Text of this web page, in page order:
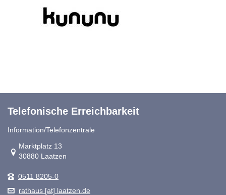
Telefonische Erreichbarkeit
Information/Telefonzentrale
Link zur Google-Maps Navigation
Marktplatz 13
30880 Laatzen
0511 8205-0
rathaus [at] laatzen.de